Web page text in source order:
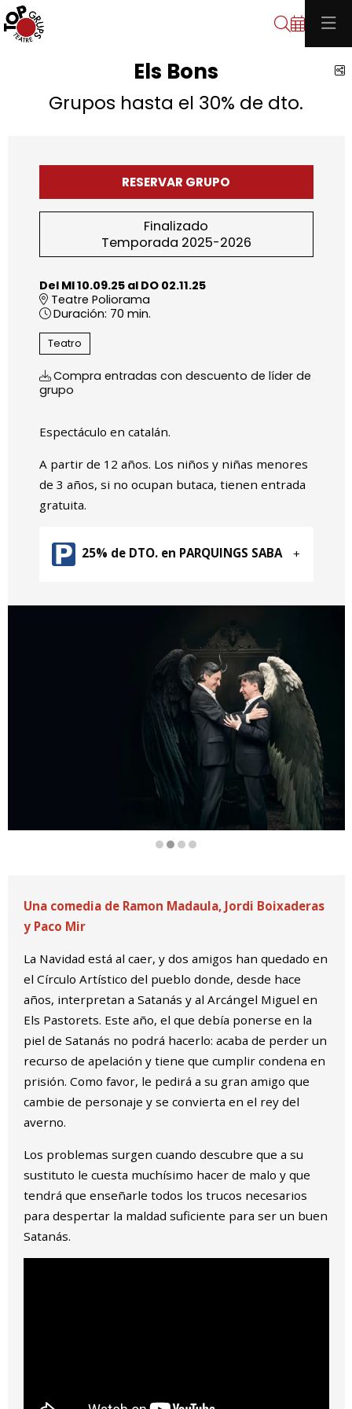
Buscar
Els Bons
Grupos hasta el 30% de dto.
RESERVAR GRUPO
Finalizado
Temporada 2025-2026
Del MI 10.09.25al DO 02.11.25
Teatre Poliorama
Duración: 70 min.
Teatro
Compra entradas con descuento de líder de
grupo
Espectáculo en catalán.
A partir de 12 años. Los niños y niñas menores
de 3 años, si no ocupan butaca, tienen entrada
gratuita.
25% de DTO. en PARQUINGS SABA
Una comedia de Ramon Madaula, Jordi Boixaderas
y Paco Mir
La Navidad está al caer, y dos amigos han quedado en
el Círculo Artístico del pueblo donde, desde hace
años, interpretan a Satanás y al Arcángel Miguel en
Els Pastorets. Este año, el que debía ponerse en la
piel de Satanás no podrá hacerlo: acaba de perder un
recurso de apelación y tiene que cumplir condena en
prisión. Como favor, le pedirá a su gran amigo que
cambie de personaje y se convierta en el rey del
averno.
Los problemas surgen cuando descubre que a su
sustituto le cuesta muchísimo hacer de malo y que
tendrá que enseñarle todos los trucos necesarios
para despertar la maldad suficiente para ser un buen
Satanás.